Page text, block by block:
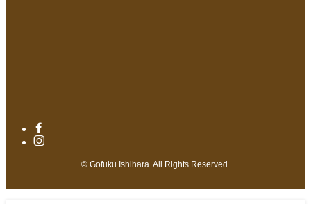
© Gofuku Ishihara. All Rights Reserved.